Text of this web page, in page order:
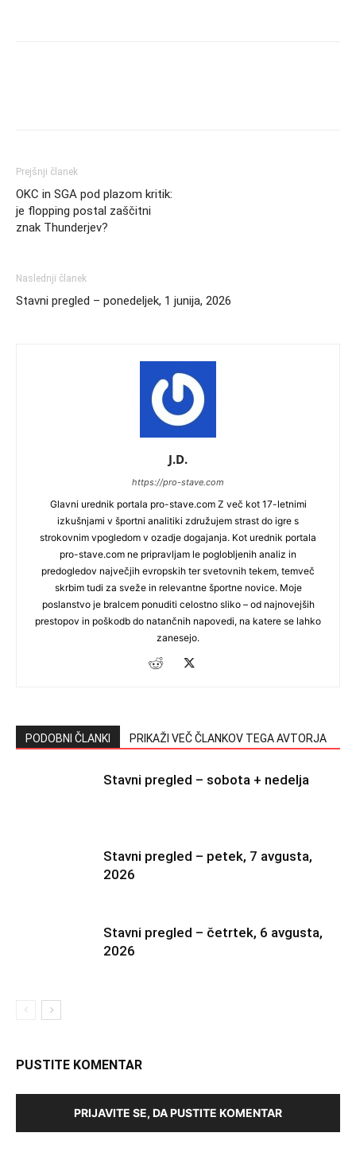
Prejšnji članek
OKC in SGA pod plazom kritik:
je flopping postal zaščitni
znak Thunderjev?
Naslednji članek
Stavni pregled – ponedeljek, 1 junija, 2026
J.D.
https://pro-stave.com
Glavni urednik portala pro-stave.com Z več kot 17-letnimi
izkušnjami v športni analitiki združujem strast do igre s
strokovnim vpogledom v ozadje dogajanja. Kot urednik portala
pro-stave.com ne pripravljam le poglobljenih analiz in
predogledov največjih evropskih ter svetovnih tekem, temveč
skrbim tudi za sveže in relevantne športne novice. Moje
poslanstvo je bralcem ponuditi celostno sliko – od najnovejših
prestopov in poškodb do natančnih napovedi, na katere se lahko
zanesejo.
PODOBNI ČLANKI PRIKAŽI VEČ ČLANKOV TEGA AVTORJA
Stavni pregled – sobota + nedelja
Stavni pregled – petek, 7 avgusta,
2026
Stavni pregled – četrtek, 6 avgusta,
2026
PUSTITE KOMENTAR
PRIJAVITE SE, DA PUSTITE KOMENTAR